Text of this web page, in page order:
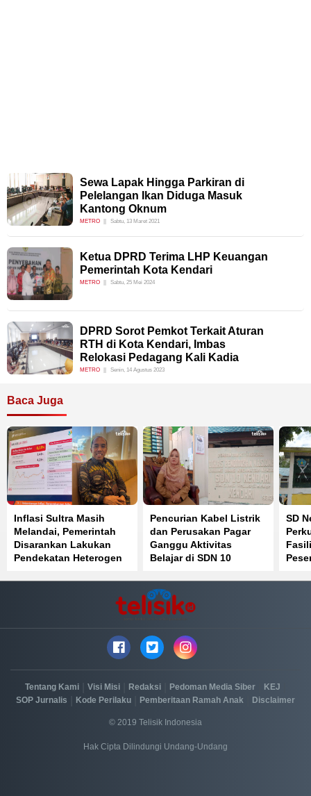
Sewa Lapak Hingga Parkiran di
Pelelangan Ikan Diduga Masuk
Kantong Oknum
METRO Sabtu, 13 Maret 2021
Ketua DPRD Terima LHP Keuangan
Pemerintah Kota Kendari
METRO Sabtu, 25 Mei 2024
DPRD Sorot Pemkot Terkait Aturan
RTH di Kota Kendari, Imbas
Relokasi Pedagang Kali Kadia
METRO Senin, 14 Agustus 2023
Baca Juga
Inflasi Sultra Masih
Melandai, Pemerintah
Disarankan Lakukan
Pendekatan Heterogen
Pencurian Kabel Listrik
dan Perusakan Pagar
Ganggu Aktivitas
Belajar di SDN 10
SD
Tentang Kami Visi Misi Redaksi Pedoman Media Siber KEJ
SOP Jurnalis Kode Perilaku Pemberitaan Ramah Anak Disclaimer
© 2019 Telisik Indonesia
Hak Cipta Dilindungi Undang-Undang